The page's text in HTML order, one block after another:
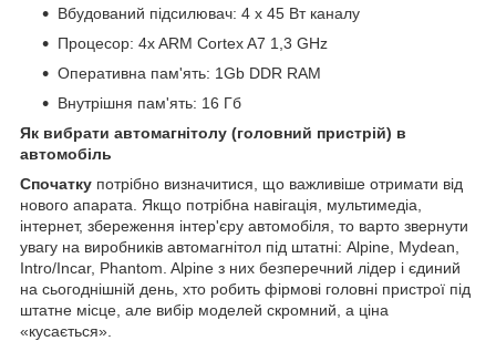
Вбудований підсилювач: 4 х 45 Вт каналу
Процесор: 4x ARM Cortex A7 1,3 GHz
Оперативна пам'ять: 1Gb DDR RAM
Внутрішня пам'ять: 16 Гб
Як вибрати автомагнітолу (головний пристрій) в
автомобіль
Спочатку потрібно визначитися, що важливіше отримати від
нового апарата. Якщо потрібна навігація, мультимедіа,
інтернет, збереження інтер'єру автомобіля, то варто звернути
увагу на виробників автомагнітол під штатні: Alpine, Mydean,
Intro/Incar, Phantom. Alpine з них безперечний лідер і єдиний
на сьогоднішній день, хто робить фірмові головні пристрої під
штатне місце, але вибір моделей скромний, а ціна
«кусається».